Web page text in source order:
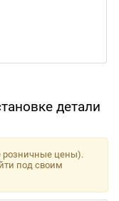
детали
розничные цены).
под своим